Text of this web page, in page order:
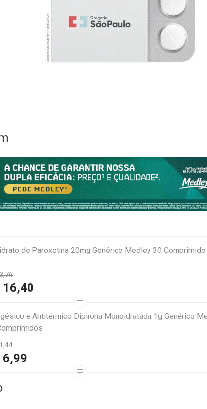
de Paroxetina 20mg Genérico Medley 30
16,40
e Antitérmico Dipirona Monoidratada 1g Genérico
6,99